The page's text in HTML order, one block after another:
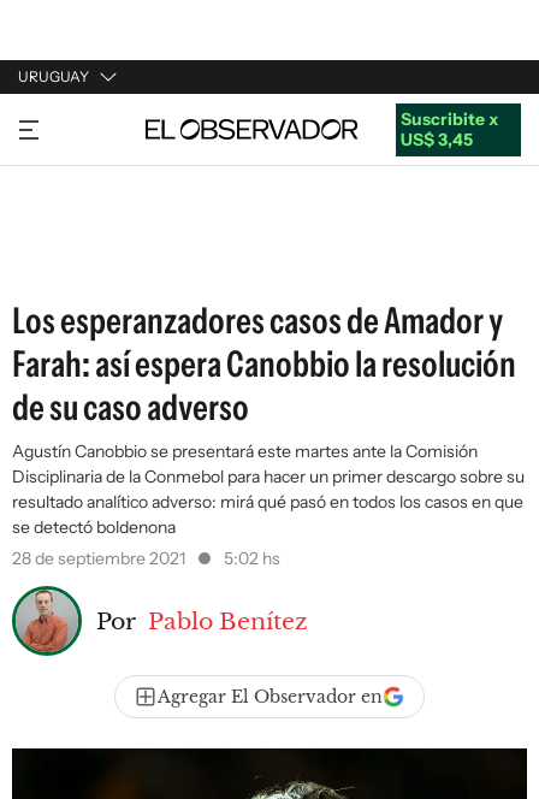
URUGUAY
URUGUAY
ARGENTINA
Suscribite x
US$ 3,45
Los esperanzadores casos de Amador y
Farah: así espera Canobbio la resolución
de su caso adverso
Agustín Canobbio se presentará este martes ante la Comisión
Disciplinaria de la Conmebol para hacer un primer descargo sobre su
resultado analítico adverso: mirá qué pasó en todos los casos en que
se detectó boldenona
28 de septiembre 2021
5:02 hs
Por Pablo Benítez
Agregar El Observador en